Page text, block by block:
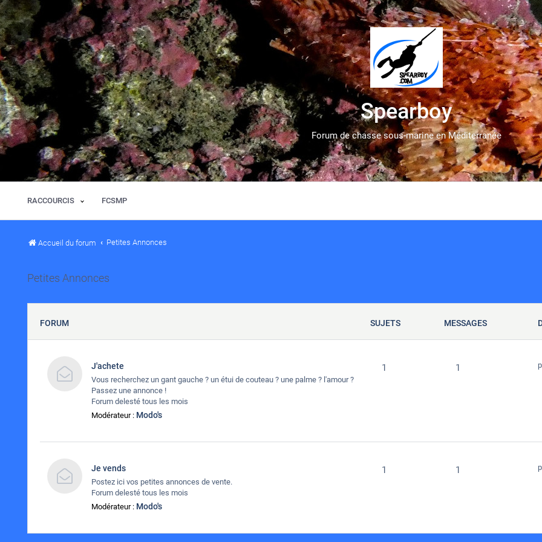
Spearboy
Forum de chasse sous-marine en Méditerranée
RACCOURCIS FCSMP
Accueil du forum Petites Annonces
Petites Annonces
FORUM SUJETS MESSAGES
J'achete
Vous recherchez un gant gauche ? un étui de couteau ? une palme ? l'amour ?
Passez une annonce !
Forum delesté tous les mois
Modérateur : Modo's
1 1
Je vends
Postez ici vos petites annonces de vente.
Forum delesté tous les mois
Modérateur : Modo's
1 1